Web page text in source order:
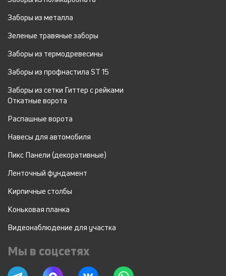
Заборы из металла
Зеленые травяные заборы
Заборы из термодревесины
Заборы из профнастила ST 15
Заборы из сетки Гиттер с рейками
Откатные ворота
Распашные ворота
Навесы для автомобиля
Пикс Панели (декоративные)
Ленточный фундамент
Кирпичные столбы
Коньковая планка
Видеонаблюдение для участка
Мы в соцсетях